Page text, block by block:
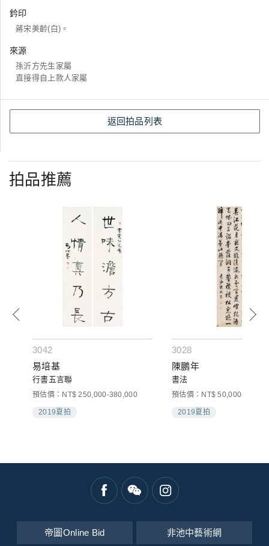
鈐印
蔣宋美齡(白)。
來源
孫沂方先生家屬
直接得自上款人家屬
返回拍品列表
拍品推薦
3042
易培基
行書五言聯
預估價：NT$ 250,000-380,000
2019夏拍
3028
陳鵬年
書法
預估價：NT$ 50,000-
2019夏拍
帝圖Online Bid 非池中藝術網